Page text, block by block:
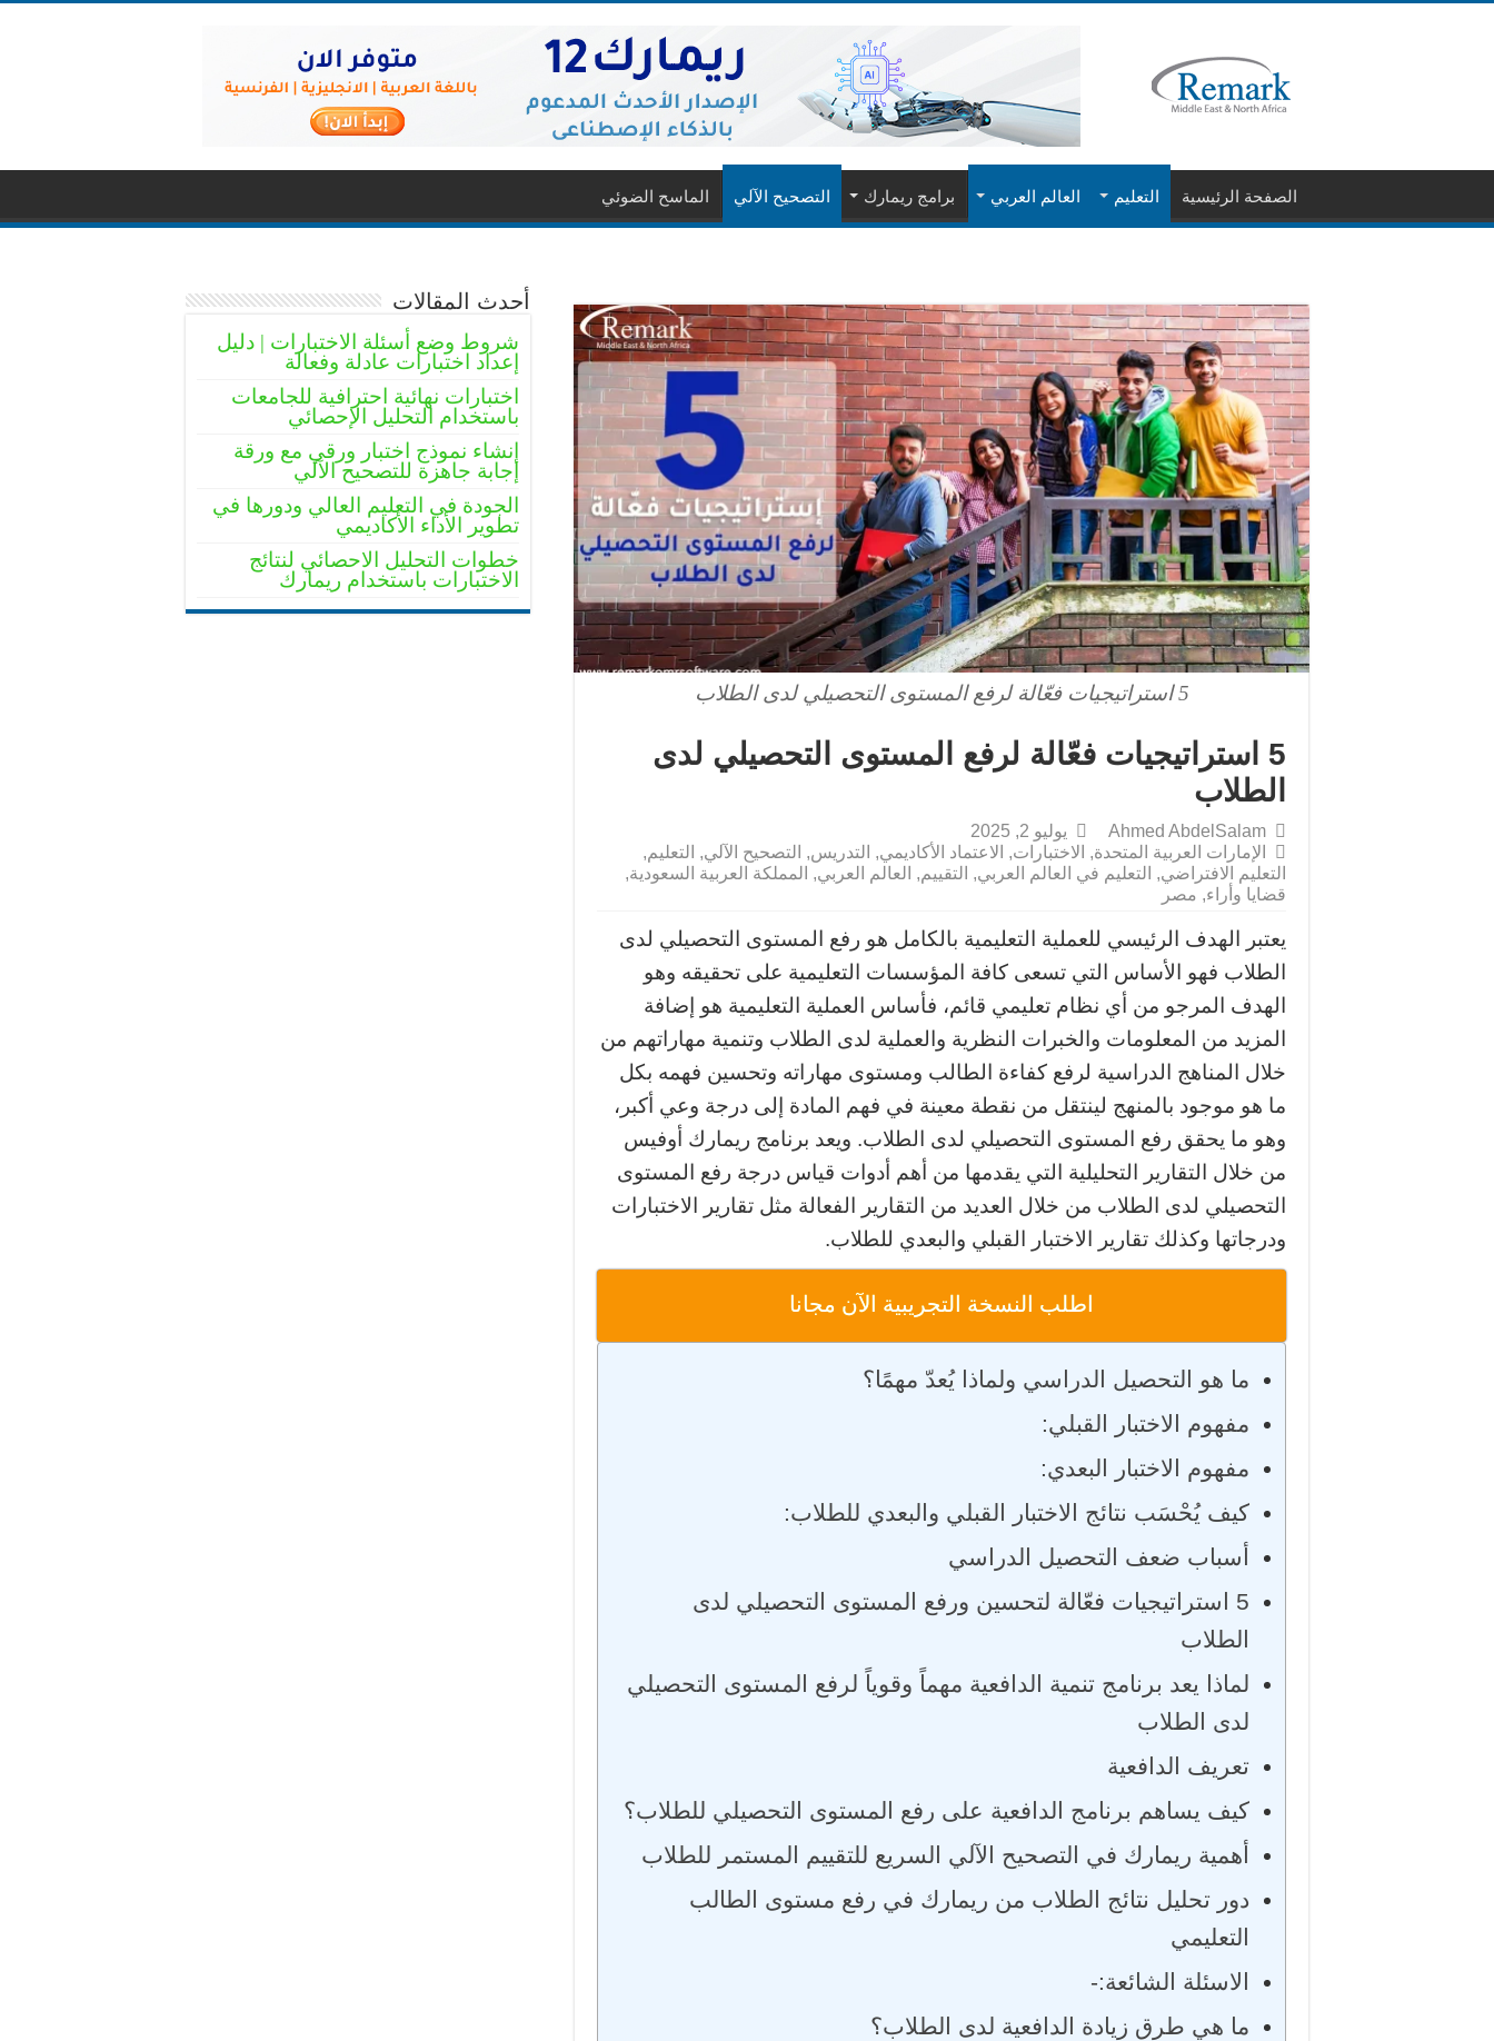
الصفحة الرئيسية التعليم العالم العربي برامج ريمارك التصحيح الآلي الماسح الضوئي
5 استراتيجيات فعّالة لرفع المستوى التحصيلي لدى الطلاب
5 استراتيجيات فعّالة لرفع المستوى التحصيلي لدى
الطلاب
Ahmed AbdelSalam
يوليو 2, 2025
الإمارات العربية المتحدة, الاختبارات, الاعتماد الأكاديمي, التدريس, التصحيح الآلي, التعليم,
التعليم الافتراضي, التعليم في العالم العربي, التقييم, العالم العربي, المملكة العربية السعودية,
قضايا وأراء, مصر
يعتبر الهدف الرئيسي للعملية التعليمية بالكامل هو رفع المستوى التحصيلي لدى
الطلاب فهو الأساس التي تسعى كافة المؤسسات التعليمية على تحقيقه وهو
الهدف المرجو من أي نظام تعليمي قائم، فأساس العملية التعليمية هو إضافة
المزيد من المعلومات والخبرات النظرية والعملية لدى الطلاب وتنمية مهاراتهم من
خلال المناهج الدراسية لرفع كفاءة الطالب ومستوى مهاراته وتحسين فهمه بكل
ما هو موجود بالمنهج لينتقل من نقطة معينة في فهم المادة إلى درجة وعي أكبر،
وهو ما يحقق رفع المستوى التحصيلي لدى الطلاب. ويعد برنامج ريمارك أوفيس
من خلال التقارير التحليلية التي يقدمها من أهم أدوات قياس درجة رفع المستوى
التحصيلي لدى الطلاب من خلال العديد من التقارير الفعالة مثل تقارير الاختبارات
ودرجاتها وكذلك تقارير الاختبار القبلي والبعدي للطلاب.
اطلب النسخة التجريبية الآن مجانا
ما هو التحصيل الدراسي ولماذا يُعدّ مهمًا؟
مفهوم الاختبار القبلي:
مفهوم الاختبار البعدي:
كيف يُحْسَب نتائج الاختبار القبلي والبعدي للطلاب:
أسباب ضعف التحصيل الدراسي
5 استراتيجيات فعّالة لتحسين ورفع المستوى التحصيلي لدى
الطلاب
لماذا يعد برنامج تنمية الدافعية مهماً وقوياً لرفع المستوى التحصيلي
لدى الطلاب
تعريف الدافعية
كيف يساهم برنامج الدافعية على رفع المستوى التحصيلي للطلاب؟
أهمية ريمارك في التصحيح الآلي السريع للتقييم المستمر للطلاب
دور تحليل نتائج الطلاب من ريمارك في رفع مستوى الطالب
التعليمي
الاسئلة الشائعة:-
ما هي طرق زيادة الدافعية لدى الطلاب؟
أحدث المقالات
شروط وضع أسئلة الاختبارات | دليل
إعداد اختبارات عادلة وفعالة
اختبارات نهائية احترافية للجامعات
باستخدام التحليل الإحصائي
إنشاء نموذج اختبار ورقي مع ورقة
إجابة جاهزة للتصحيح الآلي
الجودة في التعليم العالي ودورها في
تطوير الأداء الأكاديمي
خطوات التحليل الاحصائي لنتائج
الاختبارات باستخدام ريمارك